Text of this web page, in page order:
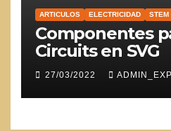
ARTICULOS ELECTRICIDAD STEM
Componentes
Circuits en SVG
27/03/2022